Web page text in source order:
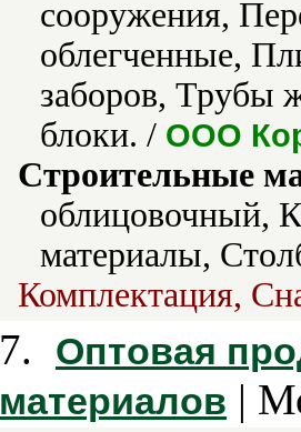
сооружения,
облегченные,
заборов, Трубы
блоки. / ООО
Строительные
облицовочный,
материалы,
Комплектация,
7.
Оптовая
материалов |